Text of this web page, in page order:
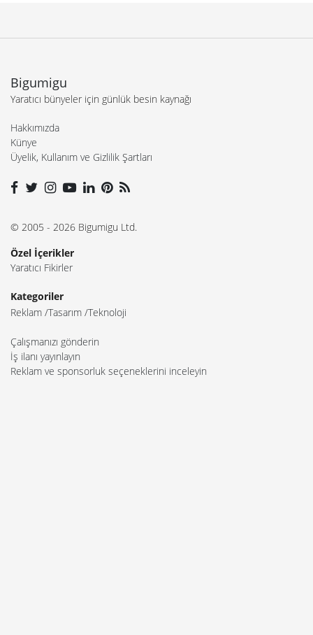
Bigumigu
Yaratıcı bünyeler için günlük besin kaynağı
Hakkımızda
Künye
Üyelik, Kullanım ve Gizlilik Şartları
© 2005 - 2026 Bigumigu Ltd.
Özel İçerikler
Yaratıcı Fikirler
Kategoriler
Reklam Tasarım Teknoloji
Çalışmanızı gönderin
İş ilanı yayınlayın
Reklam ve sponsorluk seçeneklerini inceleyin